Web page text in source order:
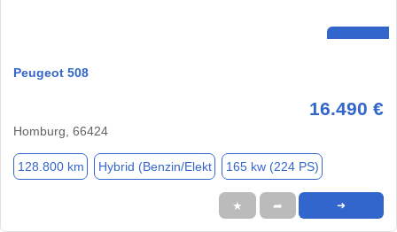
Peugeot 508
16.490 €
Homburg, 66424
128.800 km Hybrid (Benzin/Elekt 165 kw (224 PS)
★ ➦ ➜